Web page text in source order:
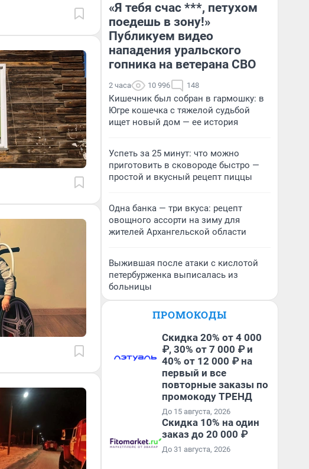
«Я тебя счас ***, петухом
поедешь в зону!»
Публикуем видео
нападения уральского
гопника на ветерана СВО
2 часа 10 996 148
Кишечник был собран в гармошку: в
Югре кошечка с тяжелой судьбой
ищет новый дом — ее история
Успеть за 25 минут: что можно
приготовить в сковороде быстро —
простой и вкусный рецепт пиццы
Одна банка — три вкуса: рецепт
овощного ассорти на зиму для
жителей Архангельской области
Выжившая после атаки с кислотой
петербурженка выписалась из
больницы
ПРОМОКОДЫ
Скидка 20% от 4 000
₽, 30% от 7 000 ₽ и
40% от 12 000 ₽ на
первый и все
повторные заказы по
промокоду ТРЕНД
До 15 августа, 2026
Скидка 10% на один
заказ до 20 000 ₽
До 31 августа, 2026